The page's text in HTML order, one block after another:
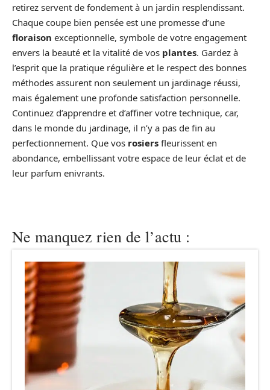
retirez servent de fondement à un jardin resplendissant.
Chaque coupe bien pensée est une promesse d’une
floraison exceptionnelle, symbole de votre engagement
envers la beauté et la vitalité de vos plantes. Gardez à
l’esprit que la pratique régulière et le respect des bonnes
méthodes assurent non seulement un jardinage réussi,
mais également une profonde satisfaction personnelle.
Continuez d’apprendre et d’affiner votre technique, car,
dans le monde du jardinage, il n’y a pas de fin au
perfectionnement. Que vos rosiers fleurissent en
abondance, embellissant votre espace de leur éclat et de
leur parfum enivrants.
Ne manquez rien de l’actu :